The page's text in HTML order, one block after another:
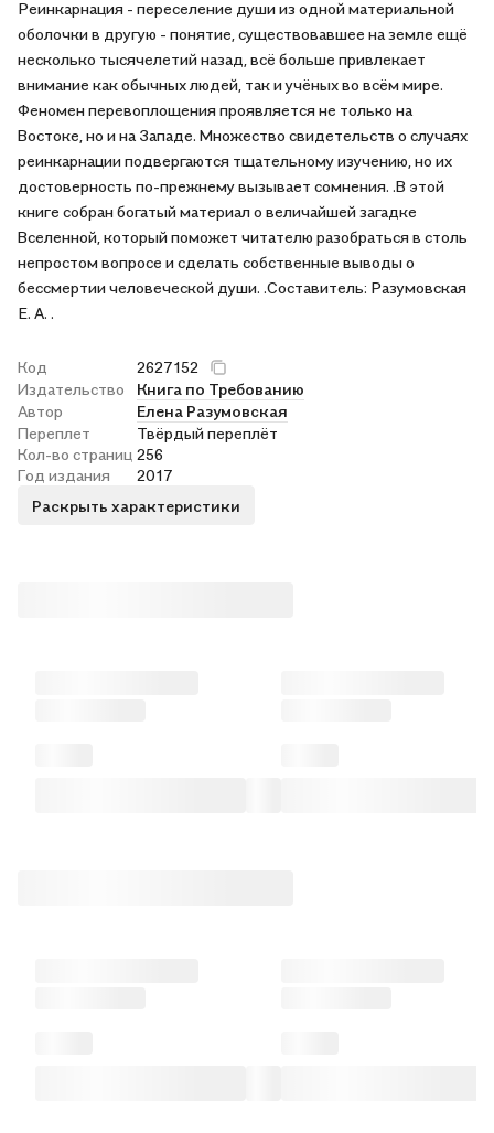
Реинкарнация - переселение души из одной материальной
оболочки в другую - понятие, существовавшее на земле ещё
несколько тысячелетий назад, всё больше привлекает
внимание как обычных людей, так и учёных во всём мире.
Феномен перевоплощения проявляется не только на
Востоке, но и на Западе. Множество свидетельств о случаях
реинкарнации подвергаются тщательному изучению, но их
достоверность по-прежнему вызывает сомнения. .В этой
книге собран богатый материал о величайшей загадке
Вселенной, который поможет читателю разобраться в столь
непростом вопросе и сделать собственные выводы о
бессмертии человеческой души. .Составитель: Разумовская
Е. А. .
Код
2627152
Издательство
Книга по Требованию
Автор
Елена Разумовская
Переплет
Твёрдый переплёт
Кол-во страниц 256
Год издания
2017
Раскрыть характеристики